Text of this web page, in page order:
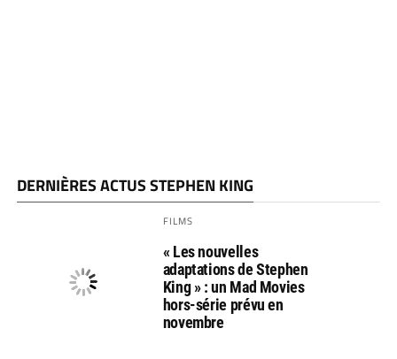
DERNIÈRES ACTUS STEPHEN KING
FILMS
« Les nouvelles
adaptations de Stephen
King » : un Mad Movies
hors-série prévu en
novembre